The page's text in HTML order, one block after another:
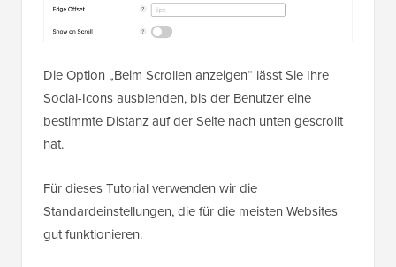
Die Option „Beim Scrollen anzeigen“ lässt Sie Ihre
Social-Icons ausblenden, bis der Benutzer eine
bestimmte Distanz auf der Seite nach unten gescrollt
hat.
Für dieses Tutorial verwenden wir die
Standardeinstellungen, die für die meisten Websites
gut funktionieren.